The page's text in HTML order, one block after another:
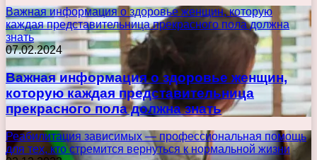
Важная информация о здоровье женщин, которую
каждая представительница прекрасного пола должна
знать
07.02.2024
Важная информация о здоровье женщин,
которую каждая представительница
прекрасного пола должна знать
Реабилитация зависимых — профессиональная помощь
для тех, кто стремится вернуться к нормальной жизни